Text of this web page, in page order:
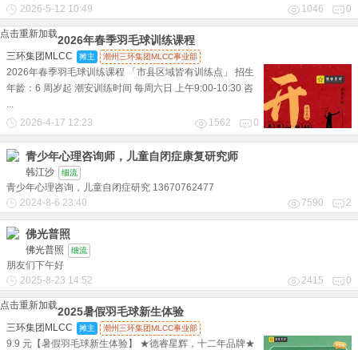
2026-5-12 10:49
1046 0
点击重新加载2026年春季羽毛球训练课程
三环集团MLCC 摊主 潮州三环集团MLCC事业部
2026年春季羽毛球训练课程 「市县区域皆有训练点」 招生
年龄：6 周岁起 潮安训练时间 每周六日 上午9:00-10:30 咨
2026-4-17 12:23
1562 0
青少年心理咨询师，儿童自闭症康复研究师
韩江沙 细流
青少年心理咨询，儿童自闭症研究 13670762477
2024-8-6 23:40
7590 2
佛光普照
佛光普照 细流
朋友们下午好
2025-8-23 14:52
2415 0
点击重新加载2025暑假羽毛球新生体验
三环集团MLCC 摊主 潮州三环集团MLCC事业部
9.9 元【暑假羽毛球新生体验】 ★德睿星辉，十二年品牌★